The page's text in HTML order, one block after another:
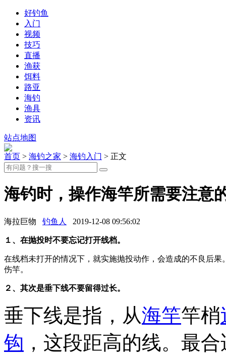
好钓鱼
入门
视频
技巧
直播
渔获
饵料
路亚
海钓
渔具
资讯
站点地图
首页 > 海钓之家 > 海钓入门 > 正文
海钓时，操作海竿所需要注意
海拉巨物 钓鱼人 2019-12-08 09:56:02
１、在抛投时不要忘记打开线档。
在线档未打开的情况下，就实施抛投动作，会造成的不良后果
伤竿。
２、其次是垂下线不要留得过长。
垂下线是指，从海竿竿梢
钩 ，这段距高的线。最